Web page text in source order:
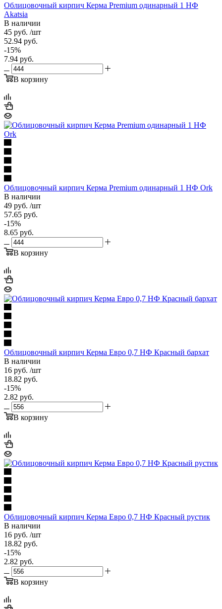
Облицовочный кирпич Керма Premium одинарный 1 НФ
Akatsia
В наличии
45 руб. /шт
52.94 руб.
-15%
7.94 руб.
В корзину
Облицовочный кирпич Керма Premium одинарный 1 НФ Ork
В наличии
49 руб. /шт
57.65 руб.
-15%
8.65 руб.
В корзину
Облицовочный кирпич Керма Евро 0,7 НФ Красный бархат
В наличии
16 руб. /шт
18.82 руб.
-15%
2.82 руб.
В корзину
Облицовочный кирпич Керма Евро 0,7 НФ Красный рустик
В наличии
16 руб. /шт
18.82 руб.
-15%
2.82 руб.
В корзину